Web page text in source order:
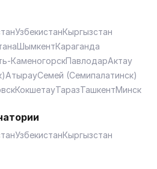
УзбекистанКыргызстан
ШымкентКараганда
КаменогорскПавлодарАктау
АтырауСемей (Семипалатинск)
КокшетауТаразТашкентМинск
УзбекистанКыргызстан